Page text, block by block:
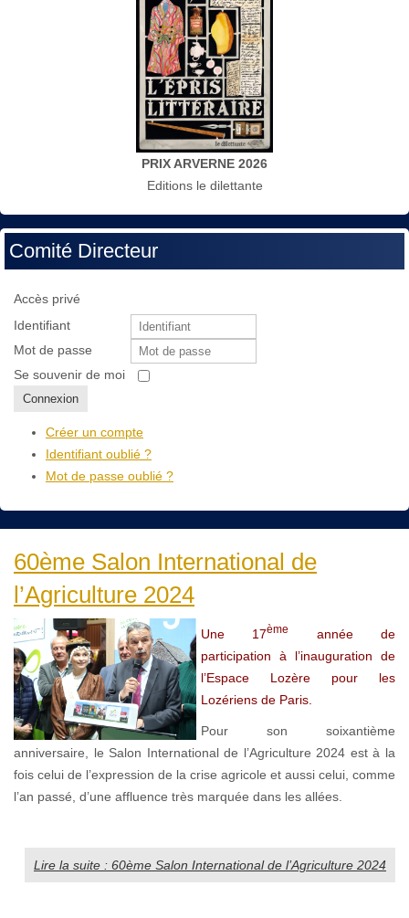
PRIX ARVERNE 2026
Editions le dilettante
Comité Directeur
Accès privé
Identifiant
Mot de passe
Se souvenir de moi
Connexion
Créer un compte
Identifiant oublié ?
Mot de passe oublié ?
60ème Salon International de
l’Agriculture 2024
Une 17ème
année de
participation à l’inauguration de
l’Espace Lozère pour les
Lozériens de Paris.
Pour son soixantième
anniversaire, le Salon International de l’Agriculture 2024 est à la
fois celui de l’expression de la crise agricole et aussi celui, comme
l’an passé, d’une affluence très marquée dans les allées.
Lire la suite : 60ème Salon International de l’Agriculture 2024